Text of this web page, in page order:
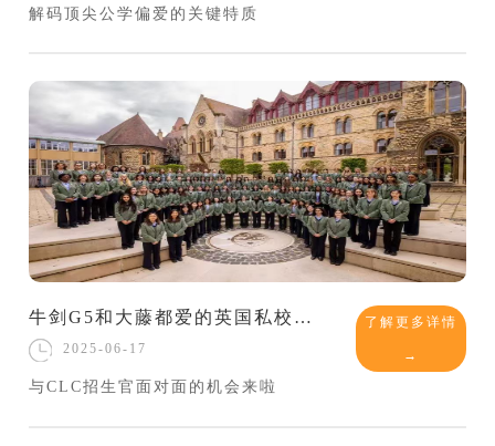
解码顶尖公学偏爱的关键特质
牛剑G5和大藤都爱的英国私校——切尔滕纳姆女中，到底凭什么成为全球名流“女孩首选”？ 了解更多详情
→
2025-06-17
与CLC招生官面对面的机会来啦